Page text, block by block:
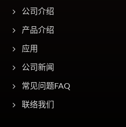
公司介绍
产品介绍
应用
公司新闻
常见问题FAQ
联络我们